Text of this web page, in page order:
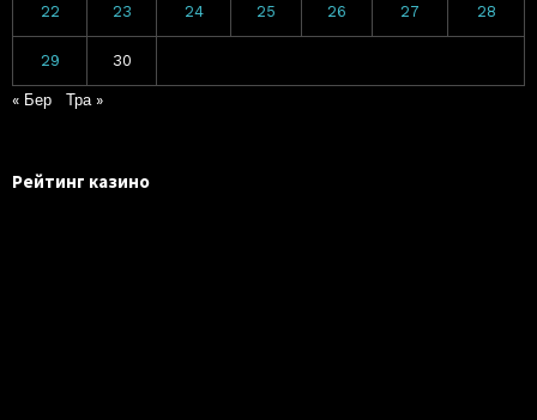
22 23 24 25 26 27 28
29 30
« Бер Тра »
Рейтинг казино